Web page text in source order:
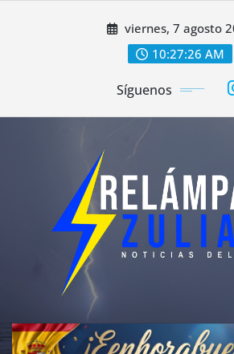
viernes, 7 agosto
10:27:28 AM
Síguenos